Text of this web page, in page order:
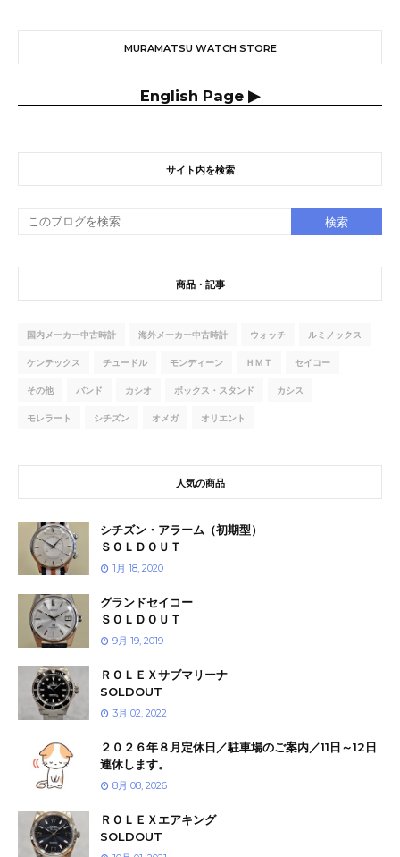
MURAMATSU WATCH STORE
English Page ▶
サイト内を検索
商品・記事
国内メーカー中古時計 海外メーカー中古時計 ウォッチ ルミノックス
ケンテックス チュードル モンディーン ＨＭＴ セイコー
その他 バンド カシオ ボックス・スタンド カシス
モレラート シチズン オメガ オリエント
人気の商品
シチズン・アラーム（初期型）
ＳＯＬＤＯＵＴ
1月 18, 2020
グランドセイコー
ＳＯＬＤＯＵＴ
9月 19, 2019
ＲＯＬＥＸサブマリーナ
SOLDOUT
3月 02, 2022
２０２６年８月定休日／駐車場のご案内／11日～12日
連休します。
8月 08, 2026
ＲＯＬＥＸエアキング
SOLDOUT